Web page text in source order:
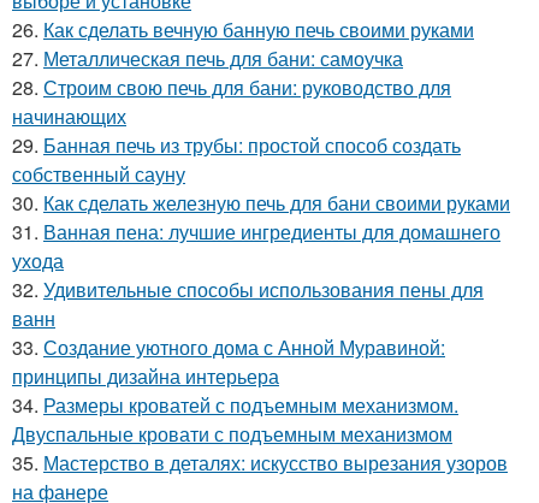
26. Как сделать вечную банную печь своими руками
27. Металлическая печь для бани: самоучка
28. Строим свою печь для бани: руководство для
начинающих
29. Банная печь из трубы: простой способ создать
собственный сауну
30. Как сделать железную печь для бани своими руками
31. Ванная пена: лучшие ингредиенты для домашнего
ухода
32. Удивительные способы использования пены для
ванн
33. Создание уютного дома с Анной Муравиной:
принципы дизайна интерьера
34. Размеры кроватей с подъемным механизмом.
Двуспальные кровати с подъемным механизмом
35. Мастерство в деталях: искусство вырезания узоров
на фанере